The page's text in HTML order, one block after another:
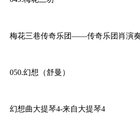
梅花三巷传奇乐团——传奇乐团肖演
050.幻想（舒曼）
幻想曲大提琴4-来自大提琴4